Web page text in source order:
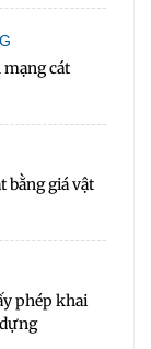
mạng cát
bằng giá vật
phép khai